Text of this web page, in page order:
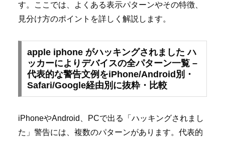
す。ここでは、よくある表示パターンやその特徴、
見分け方のポイントを詳しく解説します。
apple iphone がハッキングされました ハ
ッカーによりデバイスの全パターン一覧 –
代表的な警告文例をiPhone/Android別・
Safari/Google経由別に抜粋・比較
iPhoneやAndroid、PCで出る「ハッキングされまし
た」警告には、複数のパターンがあります。代表的